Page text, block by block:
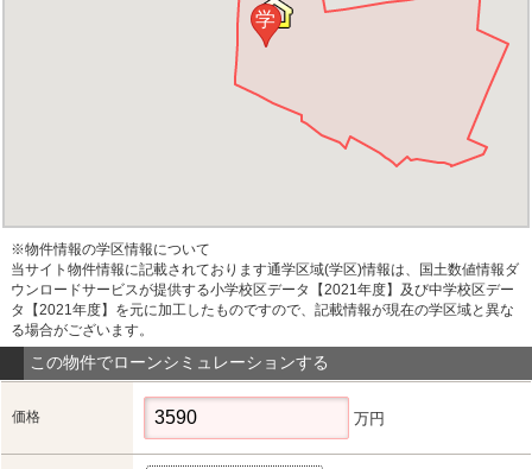
学
※物件情報の学区情報について
当サイト物件情報に記載されております通学区域(学区)情報は、国土数値情報ダ
ウンロードサービスが提供する小学校区データ【2021年度】及び中学校区デー
タ【2021年度】を元に加工したものですので、記載情報が現在の学区域と異な
る場合がございます。
この物件でローンシミュレーションする
価格 万円